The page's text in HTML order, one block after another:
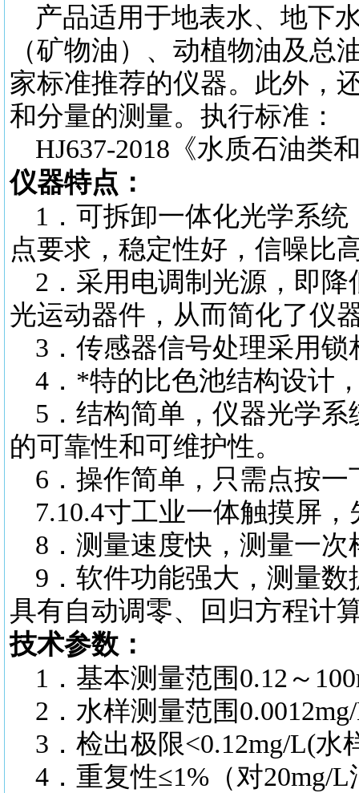
产品适用于地表水、地下
（矿物油）、动植物油及总
家标准推荐的仪器。此外，
和分量的测量。执行标准 ：
HJ637-2018《水质石油类
仪器特点：
1．可拆卸一体化光学系
点要求，稳定性好，信噪比
2．采用电调制光源，即
光运动器件，从而简化了仪
3．传感器信号处理采用
4．*特的比色池结构设计
5．结构简单，仪器光学
的可靠性和可维护性。
6．操作简单，只需点按
7.10.4寸工业一体触摸屏
8．测量速度快，测量一次
9．软件功能强大，测量
具有自动调零、回归方程计
技术参数：
1．基本测量范围0.12～
2．水样测量范围
3．检出极限<0.12mg/L(水
4．重复性≤1%（对20mg/L